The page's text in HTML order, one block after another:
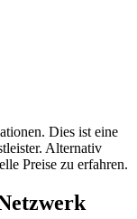
Dies ist eine
Alternativ
Preise zu erfahren.